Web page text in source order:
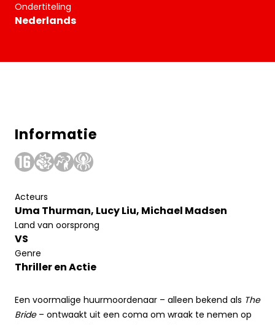
Ondertiteling
Nederlands
Informatie
Acteurs
Uma Thurman, Lucy Liu, Michael Madsen
Land van oorsprong
VS
Genre
Thriller en Actie
Een voormalige huurmoordenaar – alleen bekend als The
Bride– ontwaakt uit een coma om wraak te nemen op